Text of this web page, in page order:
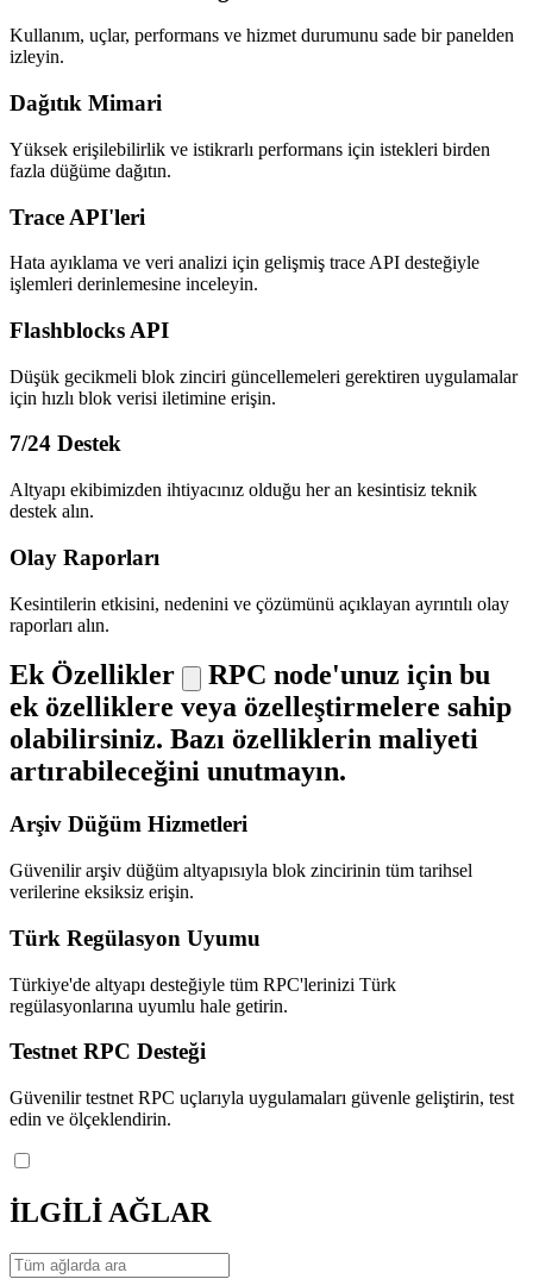
Kullanım, uçlar, performans ve hizmet durumunu sade bir panelden
izleyin.
Dağıtık Mimari
Yüksek erişilebilirlik ve istikrarlı performans için istekleri birden
fazla düğüme dağıtın.
Trace API'leri
Hata ayıklama ve veri analizi için gelişmiş trace API desteğiyle
işlemleri derinlemesine inceleyin.
Flashblocks API
Düşük gecikmeli blok zinciri güncellemeleri gerektiren uygulamalar
için hızlı blok verisi iletimine erişin.
7/24 Destek
Altyapı ekibimizden ihtiyacınız olduğu her an kesintisiz teknik
destek alın.
Olay Raporları
Kesintilerin etkisini, nedenini ve çözümünü açıklayan ayrıntılı olay
raporları alın.
Ek Özellikler
RPC node'unuz için bu
ek özelliklere veya özelleştirmelere sahip
olabilirsiniz. Bazı özelliklerin maliyeti
artırabileceğini unutmayın.
Arşiv Düğüm Hizmetleri
Güvenilir arşiv düğüm altyapısıyla blok zincirinin tüm tarihsel
verilerine eksiksiz erişin.
Türk Regülasyon Uyumu
Türkiye'de altyapı desteğiyle tüm RPC'lerinizi Türk
regülasyonlarına uyumlu hale getirin.
Testnet RPC Desteği
Güvenilir testnet RPC uçlarıyla uygulamaları güvenle geliştirin, test
edin ve ölçeklendirin.
İLGİLİ AĞLAR